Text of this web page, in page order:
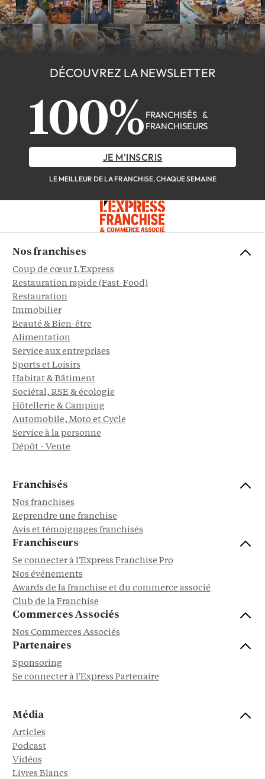
DÉCOUVREZ LA NEWSLETTER
100% FRANCHISÉS &
FRANCHISEURS
JE M'INSCRIS
LE MEILLEUR DE LA FRANCHISE, CHAQUE SEMAINE
Nos franchises
Coup de cœur L'Express
Restauration rapide (Fast-Food)
Restauration
Immobilier
Beauté & Bien-être
Alimentation
Service aux entreprises
Sports et Loisirs
Habitat & Bâtiment
Sociétal, RSE & écologie
Hôtellerie & Camping
Automobile, Moto et Cycle
Service à la personne
Dépôt - Vente
Franchisés
Nos franchises
Reprendre une franchise
Avis et témoignages franchisés
Franchiseurs
Se connecter à l'Express Franchise Pro
Nos événements
Awards de la franchise et du commerce associé
Club de la Franchise
Commerces Associés
Nos Commerces Associés
Partenaires
Sponsoring
Se connecter à l'Express Partenaire
Média
Articles
Podcast
Vidéos
Livres Blancs